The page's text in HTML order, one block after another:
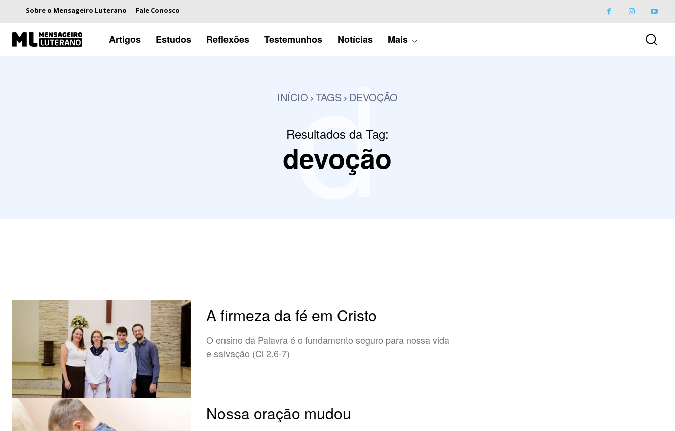
Sobre o Mensageiro Luterano Fale Conosco
Artigos Estudos Reflexões Testemunhos Notícias Mais
INÍCIO TAGS DEVOÇÃO
Resultados da Tag:
devoção
d
A firmeza da fé em Cristo
O ensino da Palavra é o fundamento seguro para nossa vida
e salvação (Cl 2.6-7)
Nossa oração mudou